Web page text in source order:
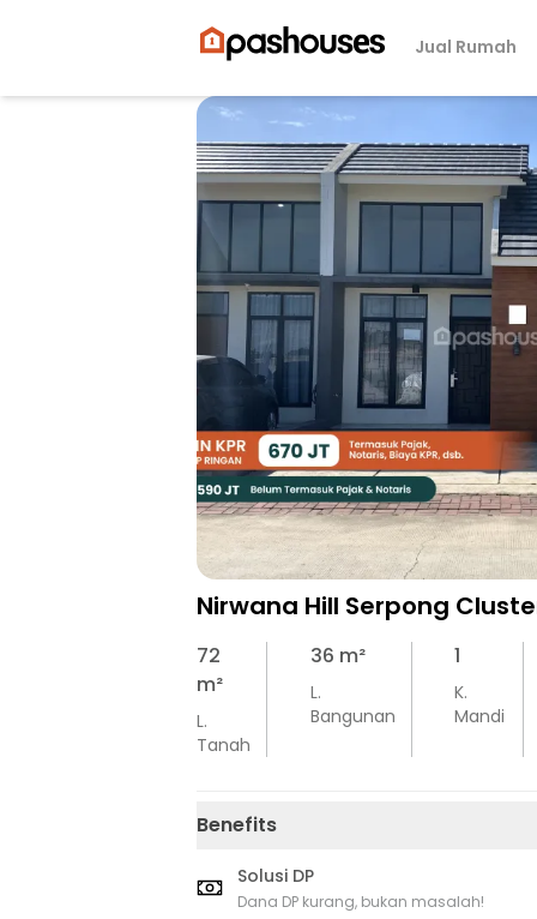
Jual Rumah
Nirwana Hill Serpong
72
m²
L.
Tanah
36 m²
L.
Bangunan
1
K.
Mandi
Benefits
Solusi DP
Dana DP kurang, bukan masalah!